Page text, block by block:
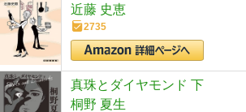
近藤 史恵
2735
真珠とダイヤモンド 下
桐野 夏生